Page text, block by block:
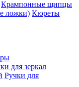
Крампонные щипцы
Кюреты
для зеркал
Ручки для